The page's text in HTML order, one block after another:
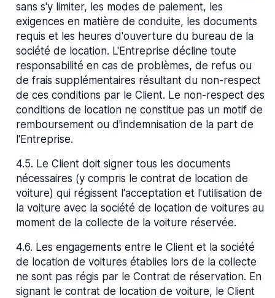
sans s'y limiter, les modes de paiement, les
exigences en matière de conduite, les documents
requis et les heures d'ouverture du bureau de la
société de location. L'Entreprise décline toute
responsabilité en cas de problèmes, de refus ou
de frais supplémentaires résultant du non-respect
de ces conditions par le Client. Le non-respect des
conditions de location ne constitue pas un motif de
remboursement ou d'indemnisation de la part de
l'Entreprise.
4.5. Le Client doit signer tous les documents
nécessaires (y compris le contrat de location de
voiture) qui régissent l'acceptation et l'utilisation de
la voiture avec la société de location de voitures au
moment de la collecte de la voiture réservée.
4.6. Les engagements entre le Client et la société
de location de voitures établies lors de la collecte
ne sont pas régis par le Contrat de réservation. En
signant le contrat de location de voiture, le Client